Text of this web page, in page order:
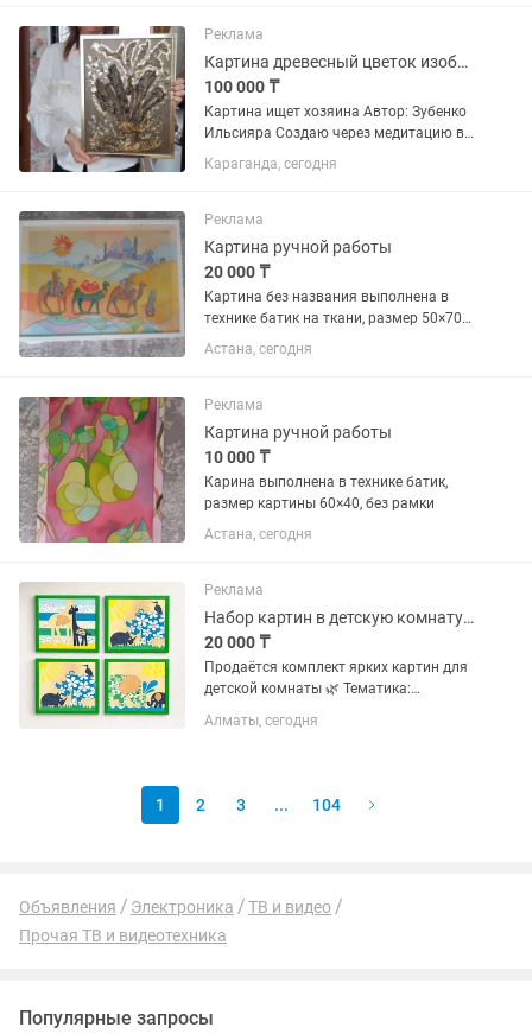
Реклама
Картина древесный цветок изобилия
100 000 ₸
Картина ищет хозяина Автор: Зубенко
Ильсияра Создаю через медитацию в
энергиях природы. Состав: - кора
дерева карагач, - нат. кристаллы
Энергия природы - золотая рамка
Караганда, сегодня
Реклама
Картина ручной работы
20 000 ₸
Картина без названия выполнена в
технике батик на ткани, размер 50×70
возможен торг
Астана, сегодня
Реклама
Картина ручной работы
10 000 ₸
Карина выполнена в технике батик,
размер картины 60×40, без рамки
Астана, сегодня
Реклама
Набор картин в детскую комнату (4 шт) Африка / Сафари / Животные
20 000 ₸
Продаётся комплект ярких картин для
детской комнаты 🌿 Тематика:
носорог, слон) Свежие оттенки
Алматы, сегодня
1 2 3 ... 104
Объявления Электроника
ТВ и видео
Прочая ТВ и видеотехника
Популярные запросы